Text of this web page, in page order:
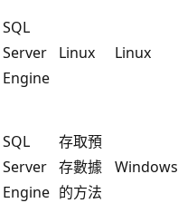
SQL
Server
Engine
Linux Linux
SQL
Server
Engine
存取預
存數據
的方法
Windows